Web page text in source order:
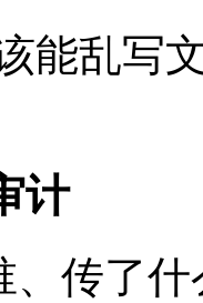
能乱写
计
传了